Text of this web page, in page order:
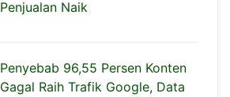
Penjualan Naik
Penyebab 96,55 Persen Konten
Gagal Raih Trafik Google, Data